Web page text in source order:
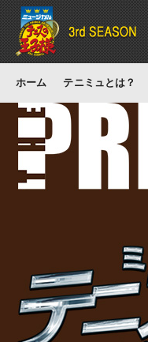
ホーム テニミュとは？